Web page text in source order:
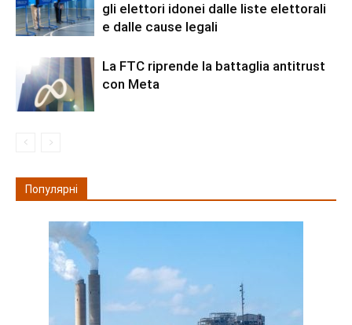
gli elettori idonei dalle liste elettorali
e dalle cause legali
La FTC riprende la battaglia antitrust
con Meta
Популярні